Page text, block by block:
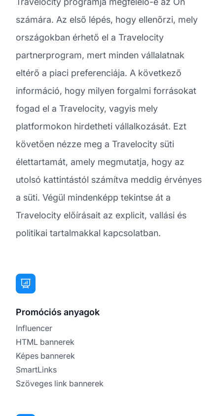
számára. Az első lépés, hogy ellenőrzi, mely
országokban érhető el a Travelocity
partnerprogram, mert minden vállalatnak
eltérő a piaci preferenciája. A következő
információ, hogy milyen forgalmi forrásokat
fogad el a Travelocity, vagyis mely
platformokon hirdetheti vállalkozását. Ezt
követően nézze meg a Travelocity süti
élettartamát, amely megmutatja, hogy az
utolsó kattintástól számítva meddig érvényes
a süti. Végül mindenképp tekintse át a
Travelocity előírásait az explicit, vallási és
politikai tartalmakkal kapcsolatban.
Promóciós anyagok
Influencer
HTML bannerek
Képes bannerek
SmartLinks
Szöveges link bannerek